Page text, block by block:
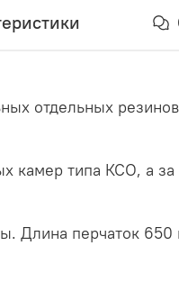
отдельных
камер типа КСО, а
Длина перчаток